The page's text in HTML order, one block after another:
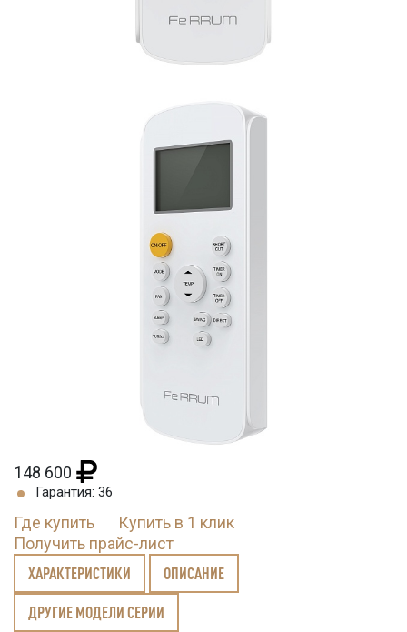
148 600
Гарантия: 36
Где купить
Купить в 1 клик
Получить прайс-лист
ХАРАКТЕРИСТИКИ ОПИСАНИЕ
ДРУГИЕ МОДЕЛИ СЕРИИ